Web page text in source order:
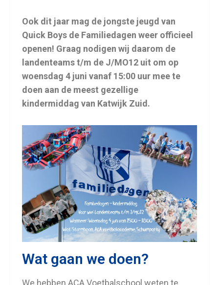
Ook dit jaar mag de jongste jeugd van
Quick Boys de Familiedagen weer officieel
openen! Graag nodigen wij daarom de
landenteams t/m de J/MO12 uit om op
woensdag 4 juni vanaf 15:00 uur mee te
doen aan de meest gezellige
kindermiddag van Katwijk Zuid.
Wat gaan we doen?
We hebben ACA Voetbalschool weten te